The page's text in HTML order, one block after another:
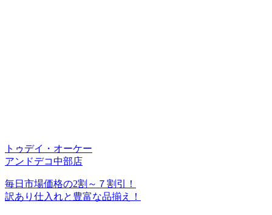
トゥデイ・オーケー
アンドデコ中部店
毎日市場価格の2割～７割引！
訳あり仕入れと豊富な品揃え！